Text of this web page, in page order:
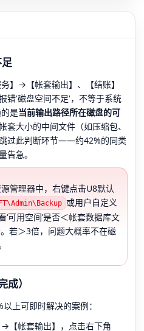
】→【帐套输出】、【结账】
错'磁盘空间不足'，不等于系统
是当前输出路径所在磁盘的可
套大小的中间文件（如压缩包、
过此判断环节——约42%的同类
告急。
管理器中，右键点击U8默认
或用户自定义
可用空间’是否＜帐套数据库文
若＞3倍，问题大概率不在磁
）
上可即时解决的案例：
【帐套输出】，点击右下角